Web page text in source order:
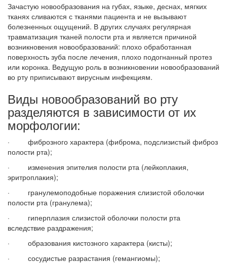
Зачастую новообразования на губах, языке, деснах, мягких
тканях сливаются с тканями пациента и не вызывают
болезненных ощущений. В других случаях регулярная
травматизация тканей полости рта и является причиной
возникновения новообразований: плохо обработанная
поверхность зуба после лечения, плохо подогнанный протез
или коронка. Ведущую роль в возникновении новообразований
во рту приписывают вирусным инфекциям.
Виды новообразований во рту
разделяются в зависимости от их
морфологии:
· фиброзного характера (фиброма, подслизистый фиброз
полости рта);
· изменения эпителия полости рта (лейкоплакия,
эритроплакия);
· гранулемоподобные поражения слизистой оболочки
полости рта (гранулема);
· гиперплазия слизистой оболочки полости рта
вследствие раздражения;
· образования кистозного характера (кисты);
· сосудистые разрастания (гемангиомы);